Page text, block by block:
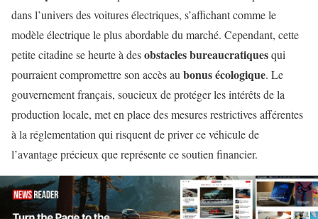
dans l’univers des voitures électriques, s’affichant comme le
modèle électrique le plus abordable du marché. Cependant, cette
petite citadine se heurte à desobstacles bureaucratiquesqui
pourraient compromettre son accès au bonus écologique. Le
gouvernement français, soucieux de protéger les intérêts de la
production locale, met en place des mesures restrictives afférentes
à la réglementation qui risquent de priver ce véhicule de
l’avantage précieux que représente ce soutien financier.